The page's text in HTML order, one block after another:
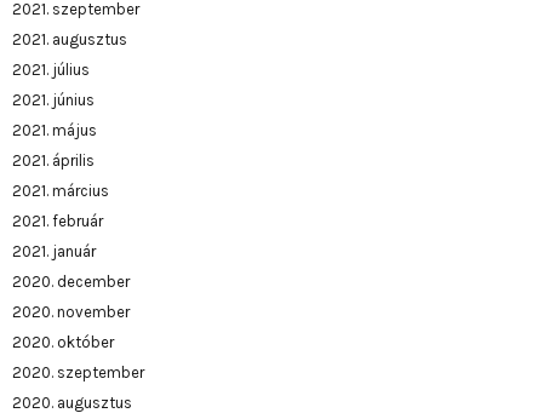
2021. szeptember
2021. augusztus
2021. július
2021. június
2021. május
2021. április
2021. március
2021. február
2021. január
2020. december
2020. november
2020. október
2020. szeptember
2020. augusztus